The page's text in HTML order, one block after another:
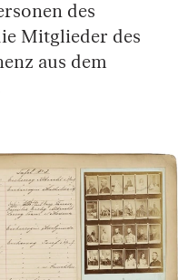
des
Mitglieder des
aus dem